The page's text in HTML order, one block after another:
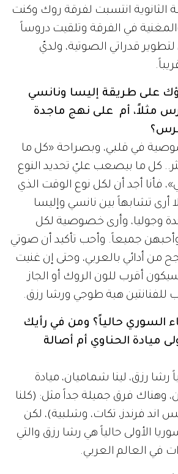
انتسبت لفرقة روك وكنت
في الفرقة وتلقيت دروساً
لتطوير قدراتي الصوتية، ولديّ
على طريقة إليسا ونانسي
مثلاً، أم على نهج ماجدة
في قلبي، وبصراحة «كل ما
كل ما بيصعب عليّ تحديد النوع
فأنا أجد أن لكل نوع الوقت الذي
أرى تشابهاً بين نانسي وإليسا
وجوليا، وأرى خصوصية لكل
جميعاً. وأحب تأكيد أن صوتي
من أدائي بالعربي، وحتى إن غنيت
أقرب للون الروك أو الجاز
للفنانتين هبة طوجي ورشا رزق.
السوري حالياً؟ ومن في رأيك
ميادة الحناوي أم أصالة
رشا رزق، لينا شماميان، ميادة
وهناك فرق جميلة جداً مثل: (كلنا
اند فرندز، تكات، وشلبية)، لكن
الأولى حالياً هي رشا رزق والتي
في العالم العربي.